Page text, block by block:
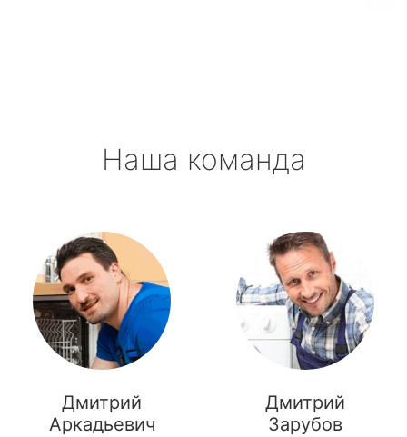
Наша команда
Дмитрий
Аркадьевич
Дмитрий
Зарубов